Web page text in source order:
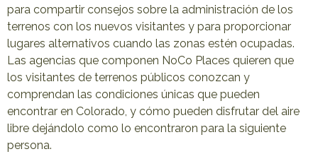
para compartir consejos sobre la administración de los
terrenos con los nuevos visitantes y para proporcionar
lugares alternativos cuando las zonas estén ocupadas.
Las agencias que componen NoCo Places quieren que
los visitantes de terrenos públicos conozcan y
comprendan las condiciones únicas que pueden
encontrar en Colorado, y cómo pueden disfrutar del aire
libre dejándolo como lo encontraron para la siguiente
persona.